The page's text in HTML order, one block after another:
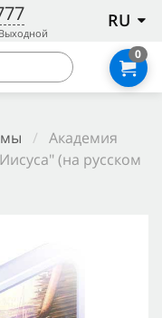
RU
0
/ Академия
(на русском